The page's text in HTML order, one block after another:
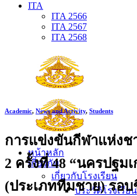
ITA
ITA 2566
ITA 2567
ITA 2568
หน้าหลัก
เกี่ยวกับ
เกี่ยวกับโรงเรียน
ประวัติโรงเรียน
Academic, News and Activity, Students
การแข่งขันกีฬาแห่งช
2 ครั้งที่ 48 “นครปฐม
(ประเภททีมชาย) รอบ